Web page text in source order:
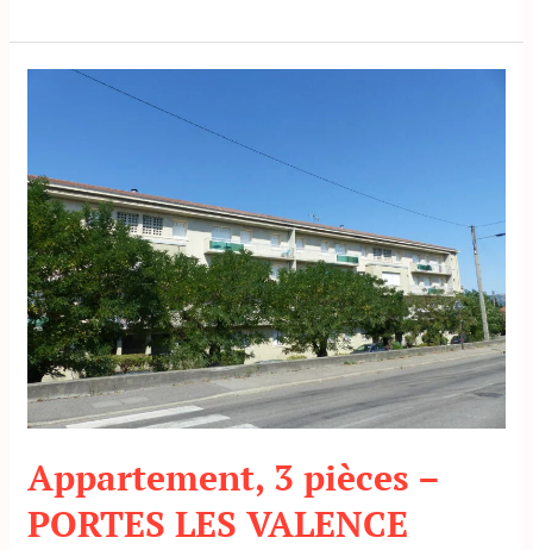
Appartement, 3 pièces –
PORTES LES VALENCE
Appartement,
–
PORTES
LES
VALENCE